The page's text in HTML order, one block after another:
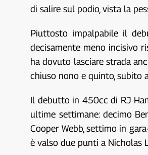
di salire sul podio, vista la
Piuttosto impalpabile il
decisamente meno incisivo
ha dovuto lasciare strada
chiuso nono e quinto, subito
Il debutto in 450cc di RJ
ultime settimane: decimo
Cooper Webb, settimo in
è valso due punti a Nicholas